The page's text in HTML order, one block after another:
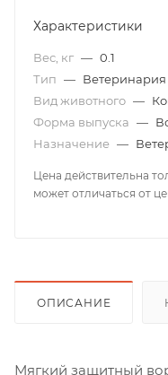
Характеристики
Вес, кг — 0.1
Тип — Ветеринария
Вид животного —
Форма выпуска —
Назначение —
Цена действительна
может отличаться от
ОПИСАНИЕ
Мягкий защитный